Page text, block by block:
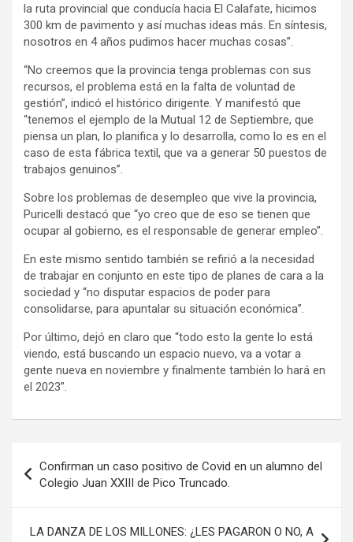
la ruta provincial que conducía hacia El Calafate, hicimos
300 km de pavimento y así muchas ideas más. En síntesis,
nosotros en 4 años pudimos hacer muchas cosas”.
“No creemos que la provincia tenga problemas con sus
recursos, el problema está en la falta de voluntad de
gestión”, indicó el histórico dirigente. Y manifestó que
“tenemos el ejemplo de la Mutual 12 de Septiembre, que
piensa un plan, lo planifica y lo desarrolla, como lo es en el
caso de esta fábrica textil, que va a generar 50 puestos de
trabajos genuinos”.
Sobre los problemas de desempleo que vive la provincia,
Puricelli destacó que “yo creo que de eso se tienen que
ocupar al gobierno, es el responsable de generar empleo”.
En este mismo sentido también se refirió a la necesidad
de trabajar en conjunto en este tipo de planes de cara a la
sociedad y “no disputar espacios de poder para
consolidarse, para apuntalar su situación económica”.
Por último, dejó en claro que “todo esto la gente lo está
viendo, está buscando un espacio nuevo, va a votar a
gente nueva en noviembre y finalmente también lo hará en
el 2023”.
de
entradas
Confirman un caso positivo de Covid en un alumno del
Colegio Juan XXIII de Pico Truncado.
LA DANZA DE LOS MILLONES: ¿LES PAGARON O NO, A